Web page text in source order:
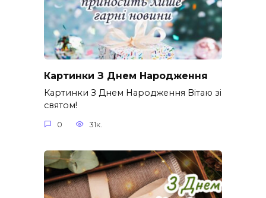
Картинки З Днем Народження
Картинки З Днем Народження Вітаю зі
святом!
0 31к.